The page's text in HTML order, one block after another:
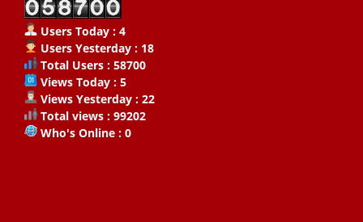
Users Today : 4
Users Yesterday : 18
Total Users : 58700
Views Today : 5
Views Yesterday : 22
Total views : 99202
Who's Online : 0